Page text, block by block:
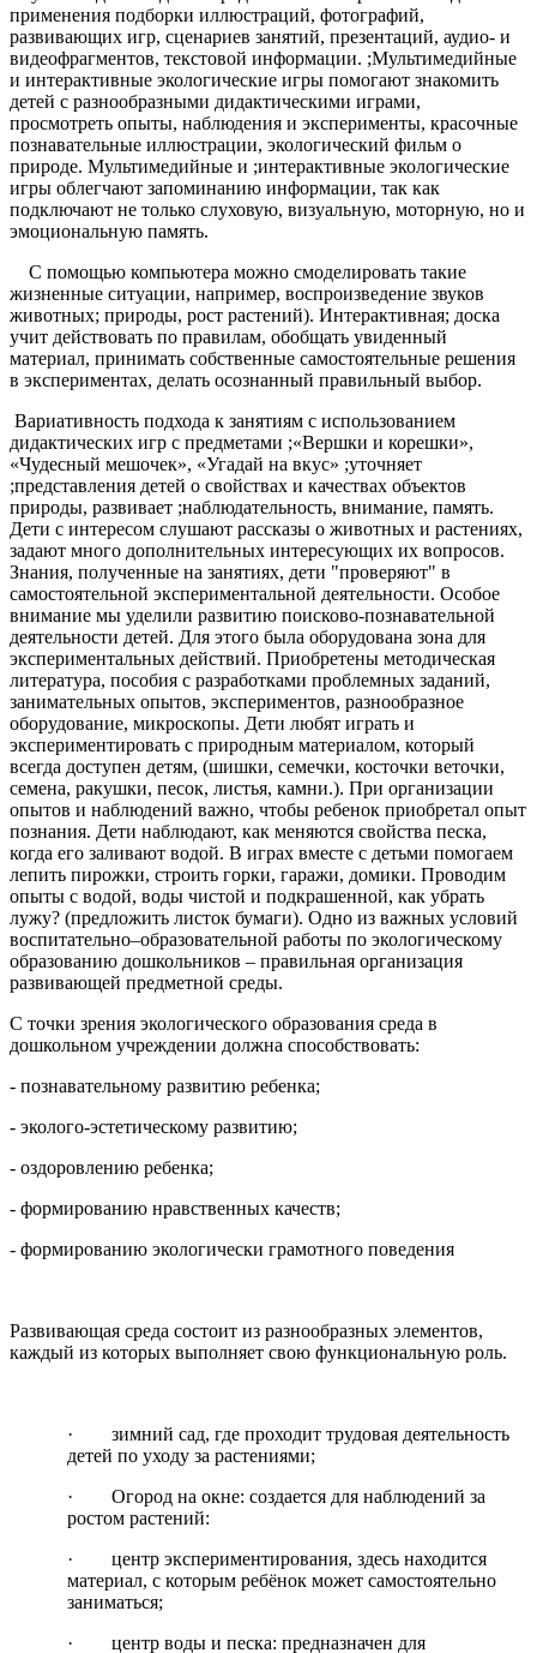
применения подборки иллюстраций, фотографий,
развивающих игр, сценариев занятий, презентаций, аудио- и
видеофрагментов, текстовой информации. ;Мультимедийные
и интерактивные экологические игры помогают знакомить
детей с разнообразными дидактическими играми,
просмотреть опыты, наблюдения и эксперименты, красочные
познавательные иллюстрации, экологический фильм о
природе. Мультимедийные и ;интерактивные экологические
игры облегчают запоминанию информации, так как
подключают не только слуховую, визуальную, моторную, но и
эмоциональную память.
С помощью компьютера можно смоделировать такие
жизненные ситуации, например, воспроизведение звуков
животных; природы, рост растений). Интерактивная; доска
учит действовать по правилам, обобщать увиденный
материал, принимать собственные самостоятельные решения
в экспериментах, делать осознанный правильный выбор.
Вариативность подхода к занятиям с использованием
дидактических игр с предметами ;«Вершки и корешки»,
«Чудесный мешочек», «Угадай на вкус» ;уточняет
;представления детей о свойствах и качествах объектов
природы, развивает ;наблюдательность, внимание, память.
Дети с интересом слушают рассказы о животных и растениях,
задают много дополнительных интересующих их вопросов.
Знания, полученные на занятиях, дети "проверяют" в
самостоятельной экспериментальной деятельности. Особое
внимание мы уделили развитию поисково-познавательной
деятельности детей. Для этого была оборудована зона для
экспериментальных действий. Приобретены методическая
литература, пособия с разработками проблемных заданий,
занимательных опытов, экспериментов, разнообразное
оборудование, микроскопы. Дети любят играть и
экспериментировать с природным материалом, который
всегда доступен детям, (шишки, семечки, косточки веточки,
семена, ракушки, песок, листья, камни.). При организации
опытов и наблюдений важно, чтобы ребенок приобретал опыт
познания. Дети наблюдают, как меняются свойства песка,
когда его заливают водой. В играх вместе с детьми помогаем
лепить пирожки, строить горки, гаражи, домики. Проводим
опыты с водой, воды чистой и подкрашенной, как убрать
лужу? (предложить листок бумаги). Одно из важных условий
воспитательно–образовательной работы по экологическому
образованию дошкольников – правильная организация
развивающей предметной среды.
С точки зрения экологического образования среда в
дошкольном учреждении должна способствовать:
- познавательному развитию ребенка;
- эколого-эстетическому развитию;
- оздоровлению ребенка;
- формированию нравственных качеств;
- формированию экологически грамотного поведения
Развивающая среда состоит из разнообразных элементов,
каждый из которых выполняет свою функциональную роль.
· зимний сад, где проходит трудовая деятельность
детей по уходу за растениями;
· Огород на окне: создается для наблюдений за
ростом растений:
· центр экспериментирования, здесь находится
материал, с которым ребёнок может самостоятельно
заниматься;
· центр воды и песка: предназначен для